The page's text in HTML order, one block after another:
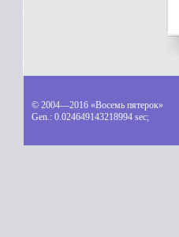
© 2004—2016 «Восемь пятерок»
Gen.: 0.024649143218994 sec;